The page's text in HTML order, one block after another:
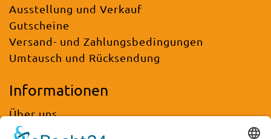
Ausstellung und Verkauf
Gutscheine
Versand- und Zahlungsbedingungen
Umtausch und Rücksendung
Informationen
Über uns
FAQ / Häufig gestellte Fragen